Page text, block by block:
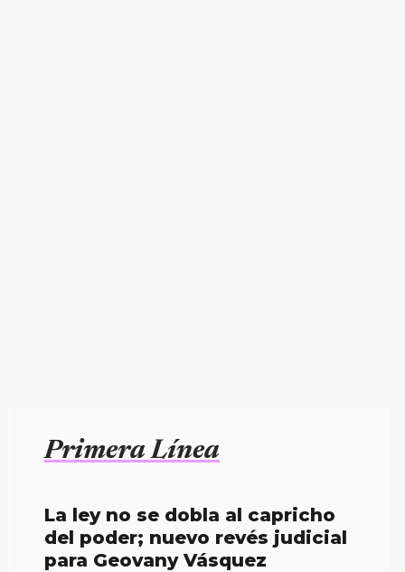
Primera Línea
La ley no se dobla al capricho
del poder; nuevo revés judicial
para Geovany Vásquez